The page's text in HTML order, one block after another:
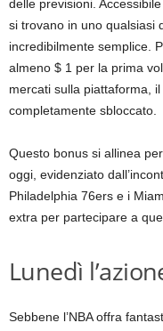
delle previsioni.
si trovano in uno qualsiasi
incredibilmente semplice.
almeno $ 1 per la prima
mercati sulla piattaforma,
completamente sbloccato.
Questo bonus si allinea
oggi, evidenziato
Philadelphia 76ers e i
extra per partecipare a
Lunedì
Sebbene l’NBA offra